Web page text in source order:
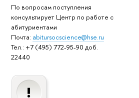
По вопросам поступления
консультирует Центр по работе с
абитуриентами
Почта: abitursocscience@hse.ru
Тел.: +7 (495) 772-95-90 доб.
22440